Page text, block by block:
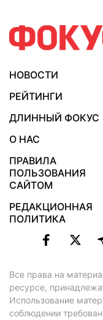
НОВОСТИ
РЕЙТИНГИ
ДЛИННЫЙ ФОКУС
О НАС
ПРАВИЛА
ПОЛЬЗОВАНИЯ
САЙТОМ
РЕДАКЦИОННАЯ
ПОЛИТИКА
Все права на
ресурсе,
Использование
соблюдении